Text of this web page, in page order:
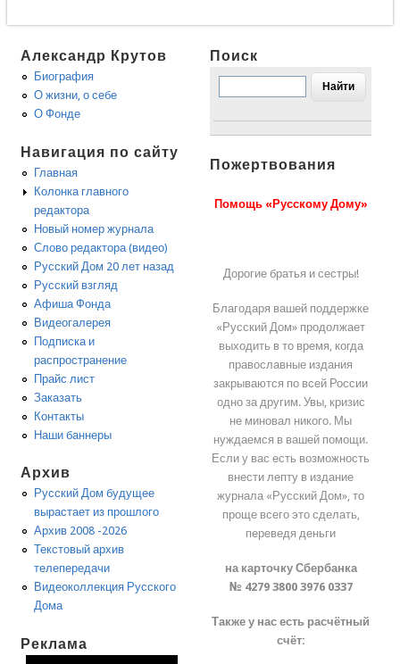
Александр Крутов
Биография
О жизни, о себе
О Фонде
Навигация по сайту
Главная
Колонка главного
редактора
Новый номер журнала
Слово редактора (видео)
Русский Дом 20 лет назад
Русский взгляд
Афиша Фонда
Видеогалерея
Подписка и
распространение
Прайс лист
Заказать
Контакты
Наши баннеры
Архив
Русский Дом будущее
вырастает из прошлого
Архив 2008 -2026
Текстовый архив
телепередачи
Видеоколлекция Русского
Дома
Реклама
Поиск
Пожертвования
Помощь «Русскому Дому»
Дорогие братья и сестры!
Благодаря вашей поддержке
«Русский Дом» продолжает
выходить в то время, когда
православные издания
закрываются по всей России
одно за другим. Увы, кризис
не миновал никого. Мы
нуждаемся в вашей помощи.
Если у вас есть возможность
внести лепту в издание
журнала «Русский Дом», то
проще всего это сделать,
переведя деньги
на карточку Сбербанка
№ 4279 3800 3976 0337
Также у нас есть расчётный
счёт: